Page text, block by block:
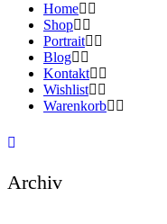
Home
Shop
Portrait
Blog
Kontakt
Wishlist
Warenkorb
Archiv